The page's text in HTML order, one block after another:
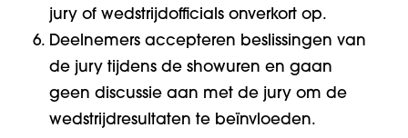
jury of wedstrijdofficials onverkort op.
Deelnemers accepteren beslissingen van
de jury tijdens de showuren en gaan
geen discussie aan met de jury om de
wedstrijdresultaten te beïnvloeden.